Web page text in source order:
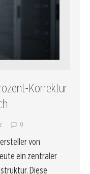
Korrektur
0
von
ein zentraler
Diese